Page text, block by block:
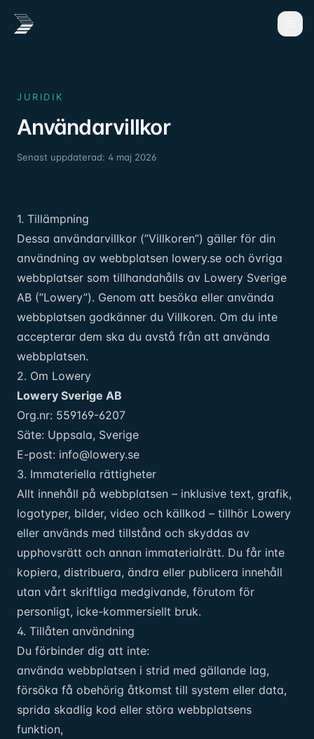
JURIDIK
Användarvillkor
Senast uppdaterad: 4 maj 2026
1. Tillämpning
Dessa användarvillkor (”Villkoren”) gäller för din
användning av webbplatsen lowery.se och övriga
webbplatser som tillhandahålls av Lowery Sverige
AB (”Lowery”). Genom att besöka eller använda
webbplatsen godkänner du Villkoren. Om du inte
accepterar dem ska du avstå från att använda
webbplatsen.
2. Om Lowery
Lowery Sverige AB
Org.nr: 559169-6207
Säte: Uppsala, Sverige
E-post: info@lowery.se
3. Immateriella rättigheter
Allt innehåll på webbplatsen – inklusive text, grafik,
logotyper, bilder, video och källkod – tillhör Lowery
eller används med tillstånd och skyddas av
upphovsrätt och annan immaterialrätt. Du får inte
kopiera, distribuera, ändra eller publicera innehåll
utan vårt skriftliga medgivande, förutom för
personligt, icke-kommersiellt bruk.
4. Tillåten användning
Du förbinder dig att inte:
använda webbplatsen i strid med gällande lag,
försöka få obehörig åtkomst till system eller data,
sprida skadlig kod eller störa webbplatsens
funktion,